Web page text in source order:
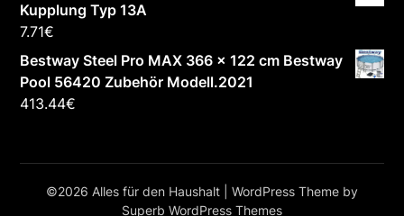
Kupplung Typ 13A
7.71€
Bestway Steel Pro MAX 366 x 122 cm Bestway
Pool 56420 Zubehör Modell.2021
413.44€
©2026 Alles für den Haushalt
| WordPress Theme by
Superb WordPress Themes